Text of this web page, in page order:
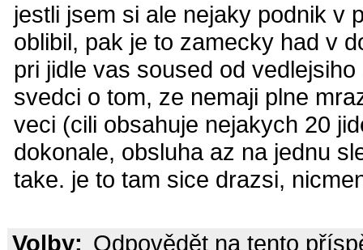
jestli jsem si ale nejaky podnik v
oblibil, pak je to zamecky had v
pri jidle vas soused od
svedci o tom, ze nemaji plne
veci (cili obsahuje nejakych 20
dokonale, obsluha az na jednu
take. je to tam sice drazsi,
Volby: Odpovědět na tento